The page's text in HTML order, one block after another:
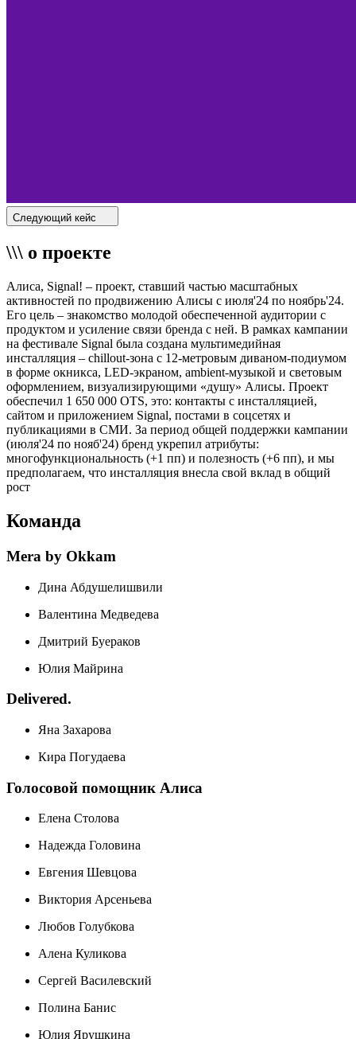
Следующий кейс
\\\ о проекте
Алиса, Signal! – проект, ставший частью масштабных
активностей по продвижению Алисы с июля'24 по ноябрь'24.
Его цель – знакомство молодой обеспеченной аудитории с
продуктом и усиление связи бренда с ней. В рамках кампании
на фестивале Signal была создана мультимедийная
инсталляция – chillout-зона с 12-метровым диваном-подиумом
в форме окникса, LED-экраном, ambient-музыкой и световым
оформлением, визуализирующими «душу» Алисы. Проект
обеспечил 1 650 000 OTS, это: контакты с инсталляцией,
сайтом и приложением Signal, постами в соцсетях и
публикациями в СМИ. За период общей поддержки кампании
(июля'24 по нояб'24) бренд укрепил атрибуты:
многофункциональность (+1 пп) и полезность (+6 пп), и мы
предполагаем, что инсталляция внесла свой вклад в общий
рост
Команда
Mera by Okkam
Дина Абдушелишвили
Валентина Медведева
Дмитрий Буераков
Юлия Майрина
Delivered.
Яна Захарова
Кира Погудаева
Голосовой помощник Алиса
Елена Столова
Надежда Головина
Евгения Шевцова
Виктория Арсеньева
Любов Голубкова
Алена Куликова
Сергей Василевский
Полина Банис
Юлия Ярушкина